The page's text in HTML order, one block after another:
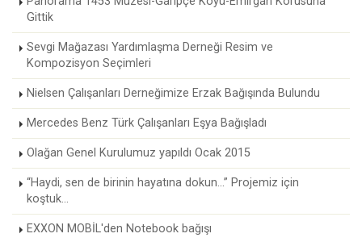
Gittik
Sevgi Mağazası Yardımlaşma Derneği Resim ve
Kompozisyon Seçimleri
Nielsen Çalışanları Derneğimize Erzak Bağışında Bulundu
Mercedes Benz Türk Çalışanları Eşya Bağışladı
Olağan Genel Kurulumuz yapıldı Ocak 2015
“Haydi, sen de birinin hayatına dokun...” Projemiz için
koştuk...
EXXON MOBİL'den Notebook bağışı